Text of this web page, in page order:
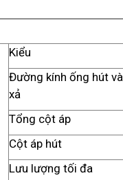
Kiểu
Đường kính ống hút và
xả
Tổng cột áp
Cột áp hút
Lưu lượng tối đa